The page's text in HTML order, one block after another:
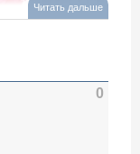
Читать дальше
0